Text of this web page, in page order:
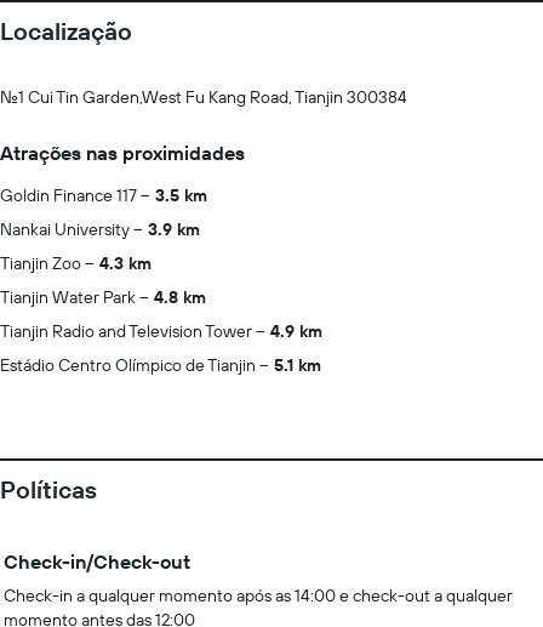
Localização
No.1 Cui Tin Garden,West Fu Kang Road, Tianjin 300384
Atrações nas proximidades
Goldin Finance 117
3.5 km
Nankai University
3.9 km
Tianjin Zoo
4.3 km
Tianjin Water Park
4.8 km
Tianjin Radio and Television Tower
4.9 km
Estádio Centro Olímpico de Tianjin
5.1 km
Políticas
Check-in/Check-out
Check-in a qualquer momento após as 14:00 e check-out a qualquer
momento antes das 12:00